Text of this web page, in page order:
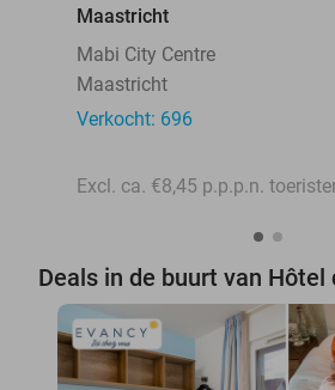
Maastricht
Mabi City Centre
Maastricht
Verkocht: 696
Deals in de buurt van Hôtel